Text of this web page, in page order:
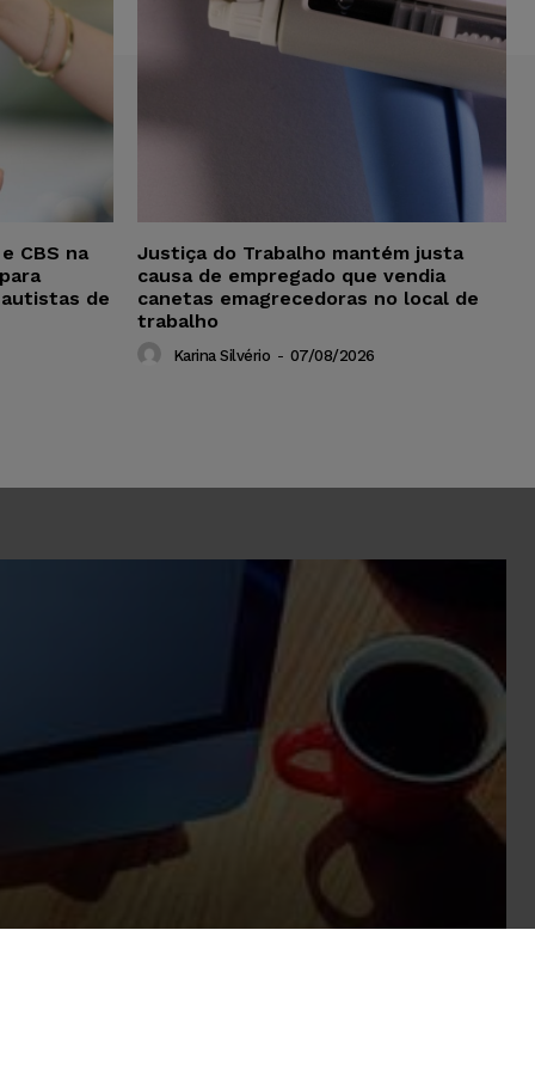
CBS na
de
Justiça do Trabalho mantém justa
causa de empregado que vendia
canetas emagrecedoras no local de
trabalho
Karina Silvério - 07/08/2026